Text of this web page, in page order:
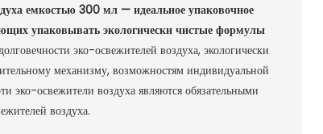
емкостью 300 мл — идеальное упаковочное
упаковывать экологически чистые формулы
эко-освежителей воздуха, экологически
механизму, возможностям индивидуальной
эко-освежители воздуха являются обязательными
воздуха.